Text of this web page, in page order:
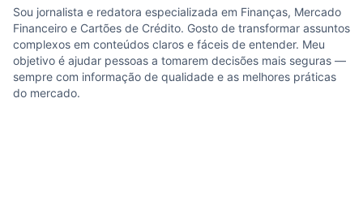
Sou jornalista e redatora especializada em Finanças, Mercado
Financeiro e Cartões de Crédito. Gosto de transformar assuntos
complexos em conteúdos claros e fáceis de entender. Meu
objetivo é ajudar pessoas a tomarem decisões mais seguras —
sempre com informação de qualidade e as melhores práticas
do mercado.